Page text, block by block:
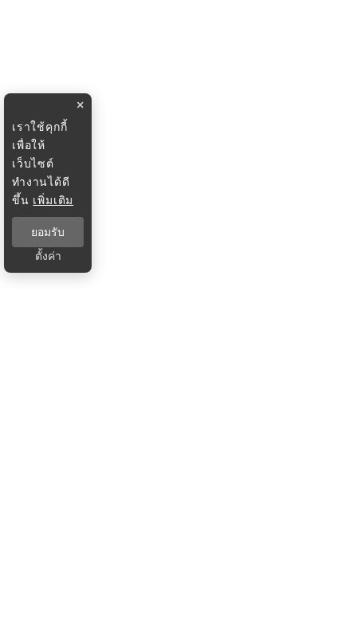
×
เราใช้คุกกี้
เพื่อให้
เว็บไซต์
ทำงานได้ดี
ขึ้น เพิ่มเติม
ยอมรับ
ตั้งค่า